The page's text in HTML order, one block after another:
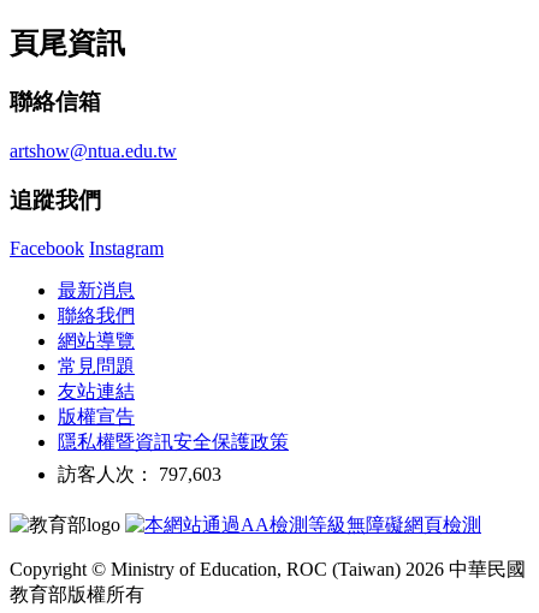
頁尾資訊
聯絡信箱
artshow@ntua.edu.tw
追蹤我們
Facebook Instagram
最新消息
聯絡我們
網站導覽
常見問題
友站連結
版權宣告
隱私權暨資訊安全保護政策
訪客人次： 797,603
Copyright © Ministry of Education, ROC (Taiwan) 2026 中華民國
教育部版權所有